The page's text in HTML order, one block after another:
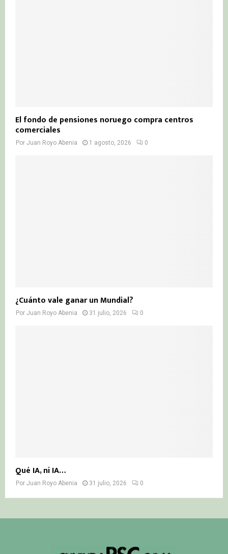
El fondo de pensiones noruego compra centros
comerciales
Por Juan Royo Abenia 1 agosto, 2026 0
¿Cuánto vale ganar un Mundial?
Por Juan Royo Abenia 31 julio, 2026 0
Qué IA, ni IA…
Por Juan Royo Abenia 31 julio, 2026 0